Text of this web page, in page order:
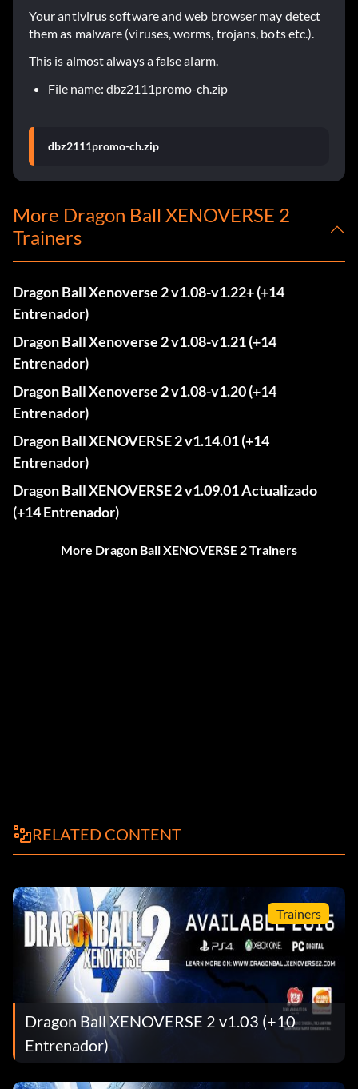
Your antivirus software and web browser may detect
them as malware (viruses, worms, trojans, bots etc.).
This is almost always a false alarm.
File name: dbz2111promo-ch.zip
dbz2111promo-ch.zip
More Dragon Ball XENOVERSE 2
Trainers
Dragon Ball Xenoverse 2 v1.08-v1.22+ (+14
Entrenador)
Dragon Ball Xenoverse 2 v1.08-v1.21 (+14
Entrenador)
Dragon Ball Xenoverse 2 v1.08-v1.20 (+14
Entrenador)
Dragon Ball XENOVERSE 2 v1.14.01 (+14
Entrenador)
Dragon Ball XENOVERSE 2 v1.09.01 Actualizado
(+14 Entrenador)
More Dragon Ball XENOVERSE 2 Trainers
RELATED CONTENT
Trainers
Dragon Ball XENOVERSE 2 v1.03 (+10
Entrenador)